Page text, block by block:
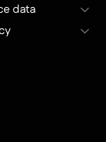
data